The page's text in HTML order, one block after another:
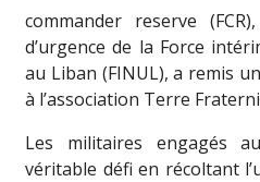
commander reserve
d’urgence de la Force
au Liban (FINUL), a remis
à l’association Terre
Les militaires engagés
véritable défi en récoltant